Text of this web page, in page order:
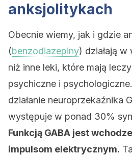
anksjolitykach
Obecnie wiemy, jak i gdzie
(benzodiazepiny) działają
niż inne leki, które mają
psychiczne i
działanie neuroprzekaźnika
występuje w ponad 30%
Funkcją GABA jest
impulsom elektrycznym.